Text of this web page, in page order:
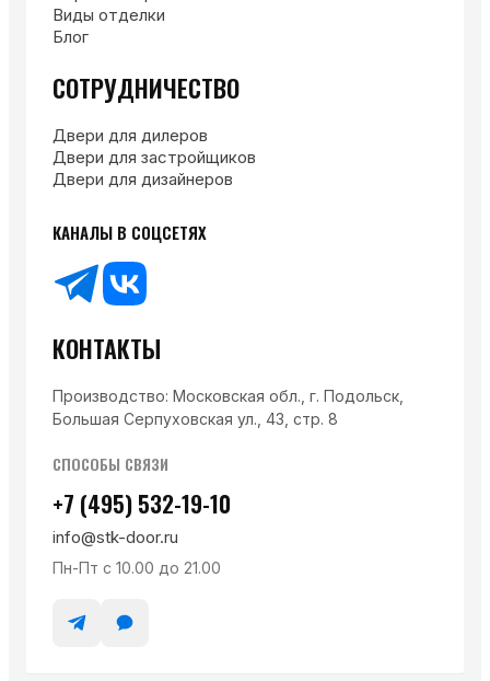
Виды отделки
Блог
СОТРУДНИЧЕСТВО
Двери для дилеров
Двери для застройщиков
Двери для дизайнеров
КАНАЛЫ В СОЦСЕТЯХ
КОНТАКТЫ
Производство: Московская обл., г. Подольск,
Большая Серпуховская ул., 43, стр. 8
СПОСОБЫ СВЯЗИ
+7 (495) 532-19-10
info@stk-door.ru
Пн-Пт с 10.00 до 21.00